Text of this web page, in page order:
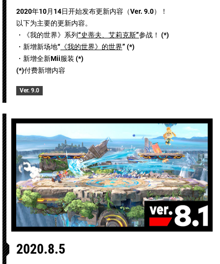
2020年10月14日开始发布更新内容（Ver. 9.0）！
以下为主要的更新内容。
・《我的世界》系列“史蒂夫、艾莉克斯”参战！ (*)
・新增新场地“ 《我的世界》的世界” (*)
・新增全新Mii服装 (*)
(*)付费新增内容
Ver. 9.0
2020.8.5